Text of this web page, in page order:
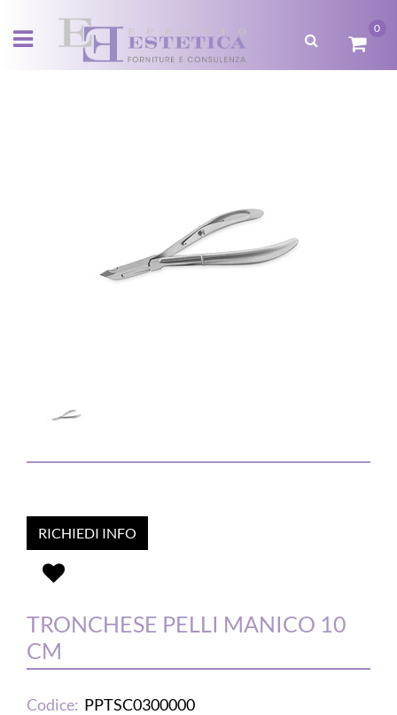
Open menu
0
RICHIEDI INFO
TRONCHESE PELLI MANICO 10
CM
Codice: PPTSC0300000